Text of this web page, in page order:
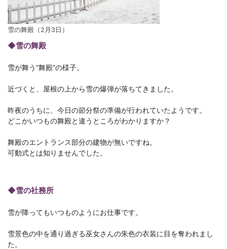
雪の舞殿（2月3日）
◆雪の舞殿
雪が舞う”舞殿”の様子。
近づくと、屋根の上から雪の爆弾が落ちてきました。
昨夜のうちに、今日の節分祭の準備が行われていたようです。
どこかいつもの舞殿と違うところがわかりますか？
舞殿のエントランス部分の建物が無いですね。
可動式とは知りませんでした。
◆雪の社務所
雪が降ってもいつものようにお仕事です。
雪景色の中を通り過ぎる巫女さんの朱色の衣装に目を奪われまし
た。